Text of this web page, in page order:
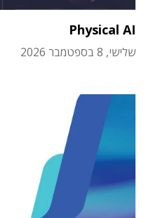
Physical AI
שלישי, 8 בספטמבר 2026